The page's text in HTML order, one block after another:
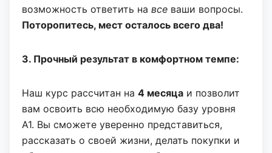
возможность ответить на все ваши вопросы.
Поторопитесь, мест осталось всего два!
3. Прочный результат в комфортном темпе:
Наш курс рассчитан на 4 месяца и позволит
вам освоить всю необходимую базу уровня
А1. Вы сможете уверенно представиться,
рассказать о своей жизни, делать покупки и